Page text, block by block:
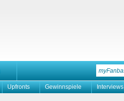
Upfronts Gewinnspiele Interviews